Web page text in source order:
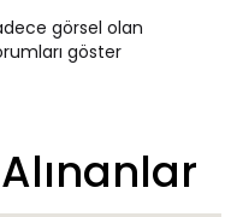
görsel olan
göster